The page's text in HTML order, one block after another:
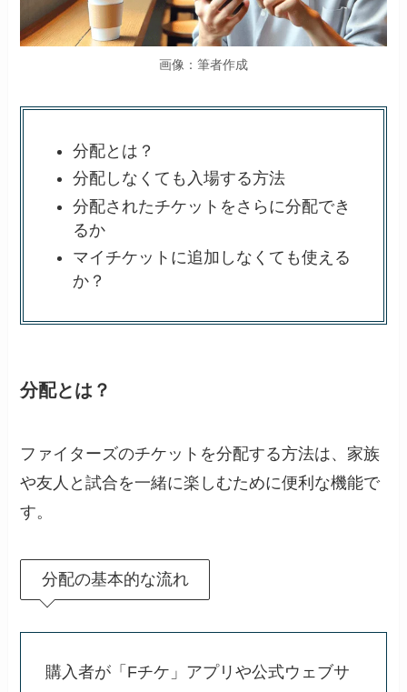
画像：筆者作成
分配とは？
分配しなくても入場する方法
分配されたチケットをさらに分配でき
るか
マイチケットに追加しなくても使える
か？
分配とは？
ファイターズのチケットを分配する方法は、家族
や友人と試合を一緒に楽しむために便利な機能で
す。
分配の基本的な流れ
購入者が「Fチケ」アプリや公式ウェブサ